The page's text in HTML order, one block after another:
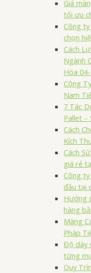
Giá
tối ưu
Công
chọn
Cách
Ngành
Hòa
Công
Nam
7 Tác
Pallet –
Cách
Kích
Cách
giá rẻ
Công
đầu tại
Hướng
hàng
Màng
Pháp
Độ dày
từng
Quy